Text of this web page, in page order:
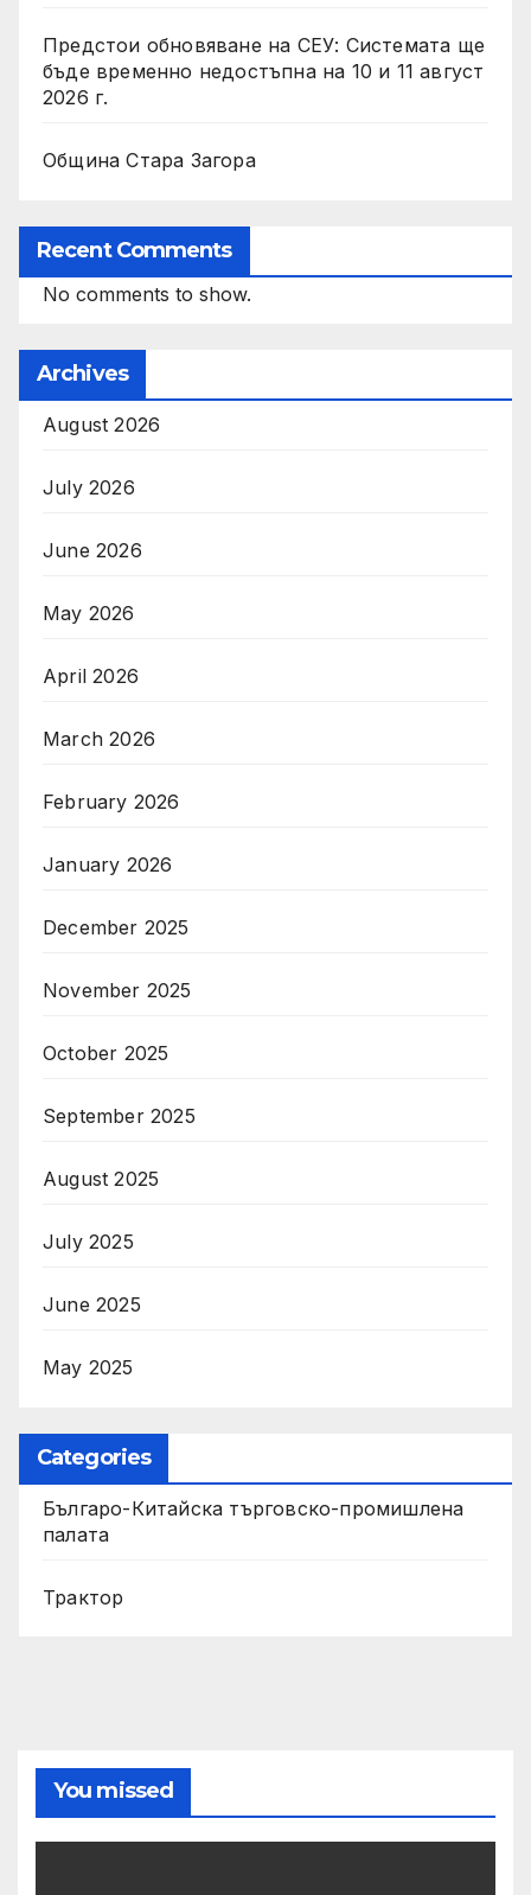
Предстои обновяване на СЕУ: Системата ще
бъде временно недостъпна на 10 и 11 август
2026 г.
Община Стара Загора
Recent Comments
No comments to show.
Archives
August 2026
July 2026
June 2026
May 2026
April 2026
March 2026
February 2026
January 2026
December 2025
November 2025
October 2025
September 2025
August 2025
July 2025
June 2025
May 2025
Categories
Българо-Китайска търговско-промишлена
палата
Трактор
You missed